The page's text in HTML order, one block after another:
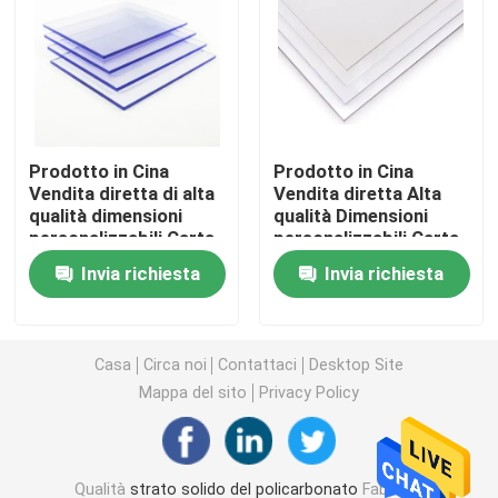
strato della cavità del policarbonato
strato ondulato del policarbonato
Strato acrilico di plastica
Strato del policarbonato del favo
Prodotto in Cina
Vendita diretta di alta
qualità dimensioni
personalizzabili Carta
di plastica
trasparente Carta di
policarbonato solido
Invia richiesta
Prodotto in Cina
Vendita diretta Alta
qualità Dimensioni
personalizzabili Carta
di plastica
trasparente Carta di
policarbonato solido
Invia richiesta
Casa Circa noi Contattaci
Desktop Site
Mappa del sito
Privacy Policy
Qualità strato solido del policarbonato Fabbrica